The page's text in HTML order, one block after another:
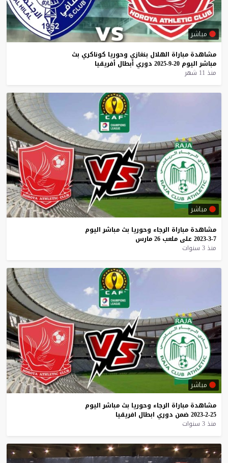
مباشر
مشاهدة مباراة الهلال بنغازي وحوريا كوناكري بث
مباشر اليوم 20-9-2025 دوري أبطال أفريقيا
منذ 11 شهر
مباشر
مشاهدة مباراة الرجاء وحوريا بث مباشر اليوم
7-3-2023
على ملعب 26 مارس
منذ 3 سنوات
مباشر
مشاهدة مباراة الرجاء وحوريا بث مباشر اليوم
25-2-2023
ضمن دوري ابطال افريقيا
منذ 3 سنوات